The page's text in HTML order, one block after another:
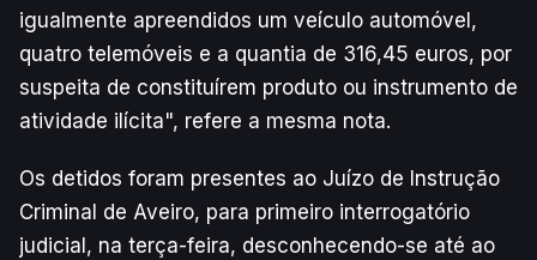
igualmente apreendidos um veículo automóvel,
quatro telemóveis e a quantia de 316,45 euros, por
suspeita de constituírem produto ou instrumento de
atividade ilícita", refere a mesma nota.
Os detidos foram presentes ao Juízo de Instrução
Criminal de Aveiro, para primeiro interrogatório
judicial, na terça-feira, desconhecendo-se até ao